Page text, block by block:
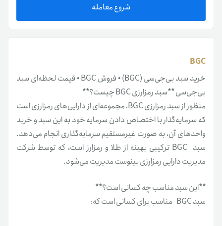
شروع معامله
BGC
خرید سبد بی‌جی‌سی (BGC) • فروش BGC • قیمت لحظه‌ای سبد
بی‌جی‌سی **سبد رمزارزی BGC چیست؟**
منظور از سبد رمزارزی BGC، مجموعه‌ای از دارایی‌های رمزارزی است
که سرمایه‌گذار با اختصاص دادن سرمایه خود به این سبد و خرید
واحدهای آن، به صورت غیرمستقیم سرمایه‌گذاری انجام می‌دهد.
سبد BGC ترکیبی بهینه از طلا و رمزارز است، که توسط شرکت
مدیریت دارایی رمزارزی بینوست مدیریت می‌شود.
**این سبد مناسب چه کسانی است؟**
سبد BGC مناسب برای کسانی است که: